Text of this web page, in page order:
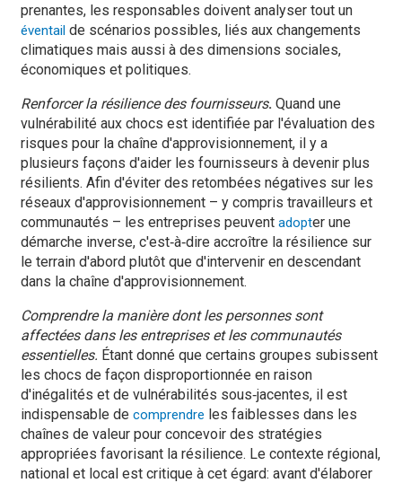
prenantes, les responsables doivent analyser tout un
éventail de scénarios possibles, liés aux changements
climatiques mais aussi à des dimensions sociales,
économiques et politiques.
Renforcer la résilience des fournisseurs. Quand une
vulnérabilité aux chocs est identifiée par l'évaluation des
risques pour la chaîne d'approvisionnement, il y a
plusieurs façons d'aider les fournisseurs à devenir plus
résilients. Afin d'éviter des retombées négatives sur les
réseaux d'approvisionnement – y compris travailleurs et
communautés – les entreprises peuvent adopter une
démarche inverse, c'est‑à‑dire accroître la résilience sur
le terrain d'abord plutôt que d'intervenir en descendant
dans la chaîne d'approvisionnement.
Comprendre la manière dont les personnes sont
affectées dans les entreprises et les communautés
essentielles. Étant donné que certains groupes subissent
les chocs de façon disproportionnée en raison
d'inégalités et de vulnérabilités sous‑jacentes, il est
indispensable de comprendre les faiblesses dans les
chaînes de valeur pour concevoir des stratégies
appropriées favorisant la résilience. Le contexte régional,
national et local est critique à cet égard: avant d'élaborer